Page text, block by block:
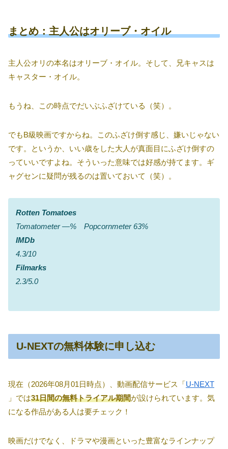
まとめ：主人公はオリーブ・オイル
主人公オリの本名はオリーブ・オイル。そして、兄キャスは
キャスター・オイル。
もうね、この時点でだいぶふざけている（笑）。
でもB級映画ですからね。このふざけ倒す感じ、嫌いじゃない
です。というか、いい歳をした大人が真面目にふざけ倒すの
っていいですよね。そういった意味では好感が持てます。ギ
ャグセンに疑問が残るのは置いておいて（笑）。
Rotten Tomatoes
Tomatometer ―% Popcornmeter 63%
IMDb
4.3/10
Filmarks
2.3/5.0
U-NEXTの無料体験に申し込む
現在（2026年08月01日時点）、動画配信サービス「U-NEXT
」では31日間の無料トライアル期間が設けられています。気
になる作品がある人は要チェック！
映画だけでなく、ドラマや漫画といった豊富なラインナップ